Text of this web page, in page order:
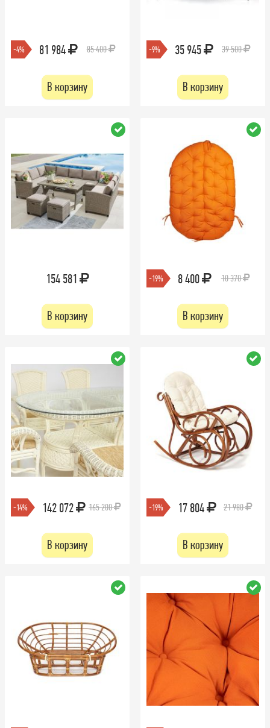
-4% 81 984 85 400
В корзину
-9% 35 945 39 500
В корзину
154 581
В корзину
-19% 8 400 10 370
В корзину
-14% 142 072 165 200
В корзину
-19% 17 804 21 980
В корзину